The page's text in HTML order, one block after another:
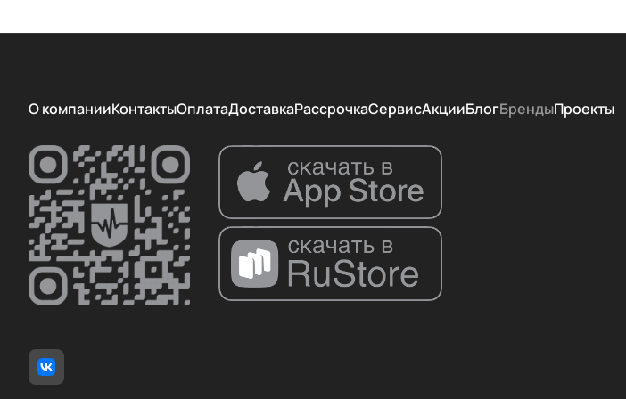
О компанииКонтактыОплатаДоставкаРассрочкаСервисАкцииБлогБрендыПроекты